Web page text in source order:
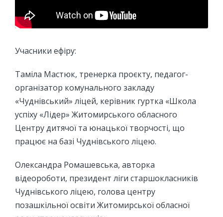
Учасники ефіру:
Таміла Мастюк, тренерка проєкту, педагог-
організатор комунального закладу
«Чуднівський» ліцей, керівник гуртка «Школа
успіху «Лідер» Житомирського обласного
Центру дитячої та юнацької творчості, що
працює на базі Чуднівського ліцею.
Олександра Ромашевська, авторка
відеороботи, президент ліги старшокласників
Чуднівського ліцею, голова центру
позашкільної освіти Житомирської обласної